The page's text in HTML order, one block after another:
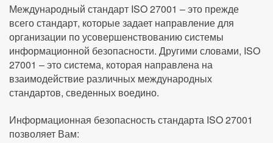
Международный стандарт ISO 27001 – это прежде
всего стандарт, которые задает направление для
организации по усовершенствованию системы
информационной безопасности. Другими словами, ISO
27001 – это система, которая направлена на
взаимодействие различных международных
стандартов, сведенных воедино.
Информационная безопасность стандарта ISO 27001
позволяет Вам: